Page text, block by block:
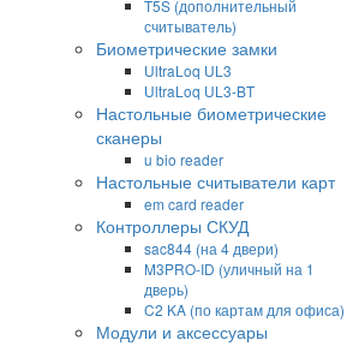
T5S (дополнительный
считыватель)
Биометрические замки
UltraLoq UL3
UltraLoq UL3-BT
Настольные биометрические
сканеры
u bio reader
Настольные считыватели карт
em card reader
Контроллеры СКУД
sac844 (на 4 двери)
M3PRO-ID (уличный на 1
дверь)
C2 KA (по картам для офиса)
Модули и аксессуары